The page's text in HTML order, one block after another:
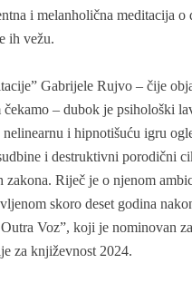
i melanholična meditacija o
ih vežu.
Gabrijele Rujvo – čije
čekamo – dubok je psihološki
i hipnotišuću igru
i destruktivni porodični
zakona. Riječ je o njenom
skoro deset godina
Voz”, koji je nominovan
za književnost 2024.